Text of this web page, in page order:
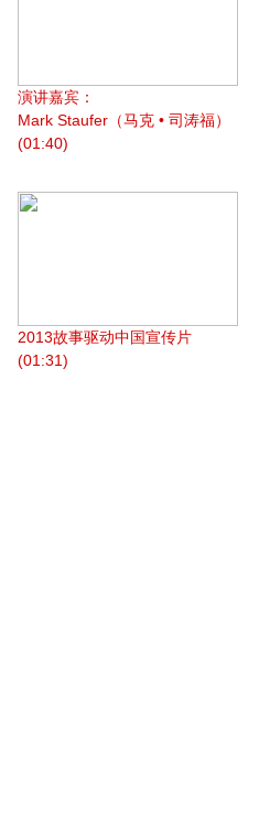
演讲嘉宾：
Mark Staufer（马克 • 司涛福）
(01:40)
2013故事驱动中国宣传片
(01:31)